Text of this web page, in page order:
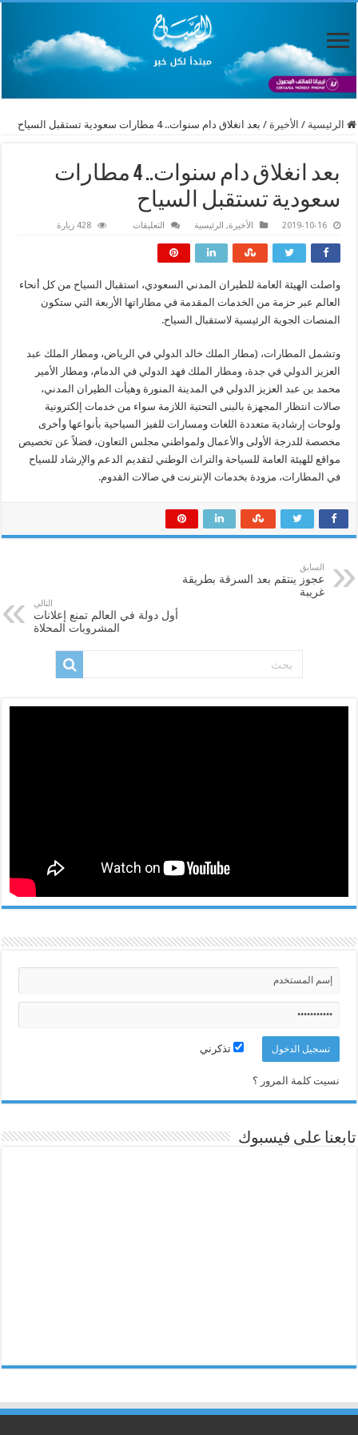
الرئيسية / الأخيرة / بعد انغلاق دام سنوات.. 4 مطارات سعودية تستقبل السياح
بعد انغلاق دام سنوات.. 4 مطارات
سعودية تستقبل السياح
2019-10-16 الأخيرة, الرئيسية التعليقات
مطارات
سعودية
تستقبل
428 زيارة
واصلت الهيئة العامة للطيران المدني السعودي، استقبال السياح من كل أنحاء
العالم عبر حزمة من الخدمات المقدمة في مطاراتها الأربعة التي ستكون
المنصات الجوية الرئيسية لاستقبال السياح.
وتشمل المطارات، (مطار الملك خالد الدولي في الرياض، ومطار الملك عبد
العزيز الدولي في جدة، ومطار الملك فهد الدولي في الدمام، ومطار الأمير
محمد بن عبد العزيز الدولي في المدينة المنورة وهيأت الطيران المدني،
صالات انتظار المجهزة بالبنى التحتية اللازمة سواء من خدمات إلكترونية
ولوحات إرشادية متعددة اللغات ومسارات للفيز السياحية بأنواعها وأخرى
مخصصة للدرجة الأولى والأعمال ولمواطني مجلس التعاون، فضلاً عن تخصيص
مواقع للهيئة العامة للسياحة والتراث الوطني لتقديم الدعم والإرشاد للسياح
في المطارات، مزودة بخدمات الإنترنت في صالات القدوم.
السابق
عجوز ينتقم بعد السرقة بطريقة
غريبة
التالي
أول دولة في العالم تمنع إعلانات
المشروبات المحلاة
تذكرني
نسيت كلمة المرور ؟
تابعنا على فيسبوك